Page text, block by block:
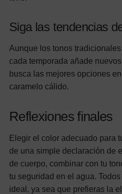
Siga las tendencias
Aunque los tonos
cada temporada añade
busca las mejores opciones
caramelo cálido.
Reflexiones finales
Elegir el color adecuado para
de una simple declaración de
de cuerpo, combinar con tu
tu seguridad en el agua.
ideal, ya sea que prefieras la